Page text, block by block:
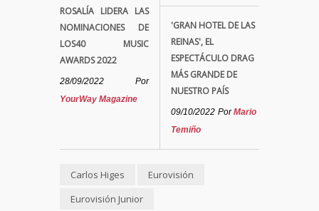
ROSALÍA LIDERA LAS
NOMINACIONES DE
LOS40 MUSIC
AWARDS 2022
28/09/2022
Por
YourWay Magazine
'GRAN HOTEL DE LAS
REINAS', EL
ESPECTÁCULO DRAG
MÁS GRANDE DE
NUESTRO PAÍS
09/10/2022 PorMario
Temiño
Carlos Higes
Eurovisión
Eurovisión Junior